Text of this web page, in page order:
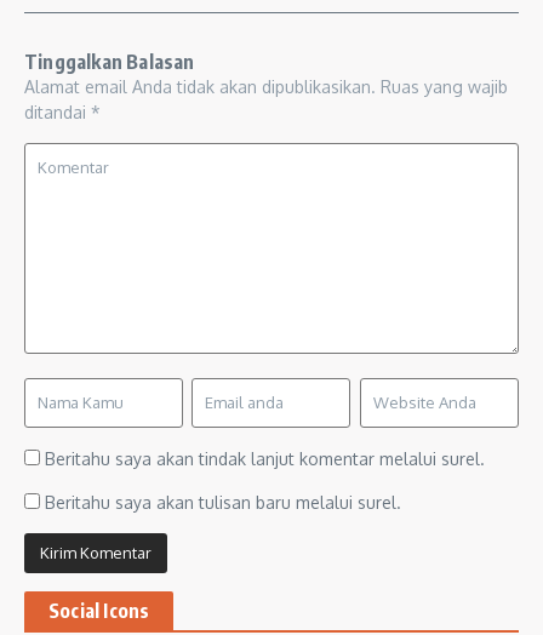
Tinggalkan Balasan
Alamat email Anda tidak akan dipublikasikan. Ruas yang wajib
ditandai *
Beritahu saya akan tindak lanjut komentar melalui surel.
Beritahu saya akan tulisan baru melalui surel.
Social Icons